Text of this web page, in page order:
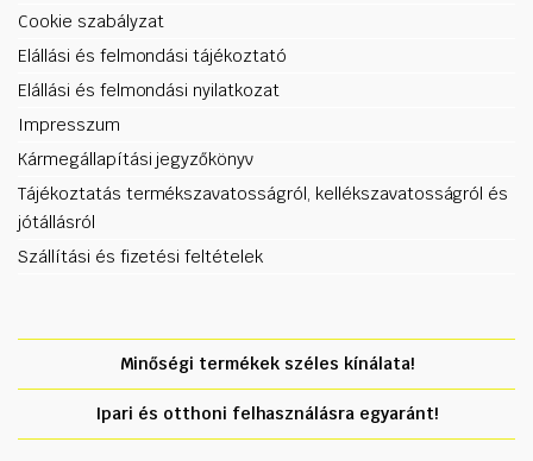
Cookie szabályzat
Elállási és felmondási tájékoztató
Elállási és felmondási nyilatkozat
Impresszum
Kármegállapítási jegyzőkönyv
Tájékoztatás termékszavatosságról, kellékszavatosságról és
jótállásról
Szállítási és fizetési feltételek
Minőségi termékek széles kínálata!
Ipari és otthoni felhasználásra egyaránt!